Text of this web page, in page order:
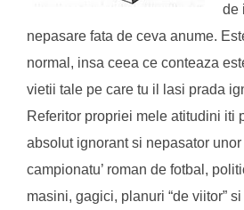
de
nepasare fata de ceva anume.
normal, insa ceea ce conteaza
vietii tale pe care tu il lasi prada
Referitor propriei mele atitudini iti
absolut ignorant si nepasator
campionatu’ roman de fotbal,
masini, gagici, planuri “de viitor”